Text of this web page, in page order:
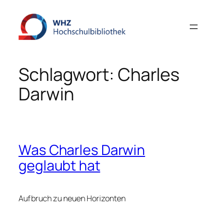
Inhalt
springen
Schlagwort: Charles
Darwin
Was Charles Darwin
geglaubt hat
Aufbruch zu neuen Horizonten